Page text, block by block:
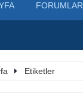
Etiketler
FORUMLAR